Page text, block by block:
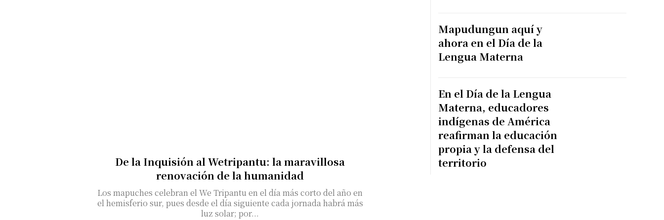
De la Inquisión al Wetripantu: la maravillosa
renovación de la humanidad
Los mapuches celebran el We Tripantu en el día más corto del año en
el hemisferio sur, pues desde el día siguiente cada jornada habrá más
luz solar; por...
Mapudungun aquí y
ahora en el Día de la
Lengua Materna
En el Día de la Lengua
Materna, educadores
indígenas de América
reafirman la educación
propia y la defensa del
territorio